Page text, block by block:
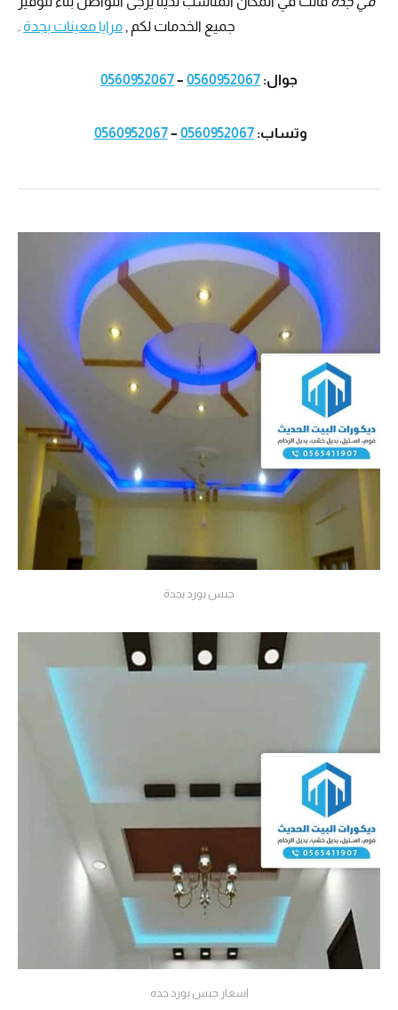
جميع الخدمات لكم , مرايا معينات بجدة .
جوال: 0560952067
–
0560952067
وتساب:0560952067
–
0560952067
جبس بورد بجدة
اسعار جبس بورد جده